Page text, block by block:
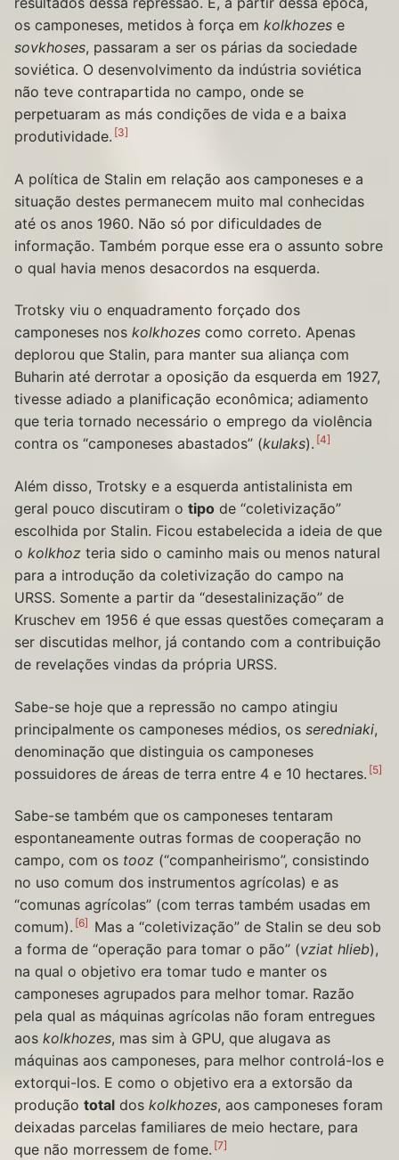
os camponeses, metidos à força em kolkhozes e
sovkhoses, passaram a ser os párias da sociedade
soviética. O desenvolvimento da indústria soviética
não teve contrapartida no campo, onde se
perpetuaram as más condições de vida e a baixa
produtividade. 3
A política de Stalin em relação aos camponeses e a
situação destes permanecem muito mal conhecidas
até os anos 1960. Não só por dificuldades de
informação. Também porque esse era o assunto sobre
o qual havia menos desacordos na esquerda.
Trotsky viu o enquadramento forçado dos
camponeses nos kolkhozes como correto. Apenas
deplorou que Stalin, para manter sua aliança com
Buharin até derrotar a oposição da esquerda em 1927,
tivesse adiado a planificação econômica; adiamento
que teria tornado necessário o emprego da violência
contra os “camponeses abastados” (kulaks). 4
Além disso, Trotsky e a esquerda antistalinista em
geral pouco discutiram o tipo de “coletivização”
escolhida por Stalin. Ficou estabelecida a ideia de que
o kolkhoz teria sido o caminho mais ou menos natural
para a introdução da coletivização do campo na
URSS. Somente a partir da “desestalinização” de
Kruschev em 1956 é que essas questões começaram a
ser discutidas melhor, já contando com a contribuição
de revelações vindas da própria URSS.
Sabe-se hoje que a repressão no campo atingiu
principalmente os camponeses médios, os seredniaki,
denominação que distinguia os camponeses
possuidores de áreas de terra entre 4 e 10 hectares. 5
Sabe-se também que os camponeses tentaram
espontaneamente outras formas de cooperação no
campo, com os tooz (“companheirismo”, consistindo
no uso comum dos instrumentos agrícolas) e as
“comunas agrícolas” (com terras também usadas em
comum). 6
Mas a “coletivização” de Stalin se deu sob
a forma de “operação para tomar o pão” (vziat hlieb),
na qual o objetivo era tomar tudo e manter os
camponeses agrupados para melhor tomar. Razão
pela qual as máquinas agrícolas não foram entregues
aos kolkhozes, mas sim à GPU, que alugava as
máquinas aos camponeses, para melhor controlá-los e
extorqui-los. E como o objetivo era a extorsão da
produção total dos kolkhozes, aos camponeses foram
deixadas parcelas familiares de meio hectare, para
que não morressem de fome. 7